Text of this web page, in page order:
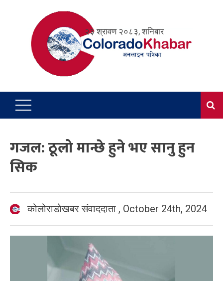
२३ श्रावण २०८३, शनिबार
गजल: ठूलो मान्छे हुने भए सानु हुन
सिक
कोलोराडोखबर संवाददाता , October 24th, 2024